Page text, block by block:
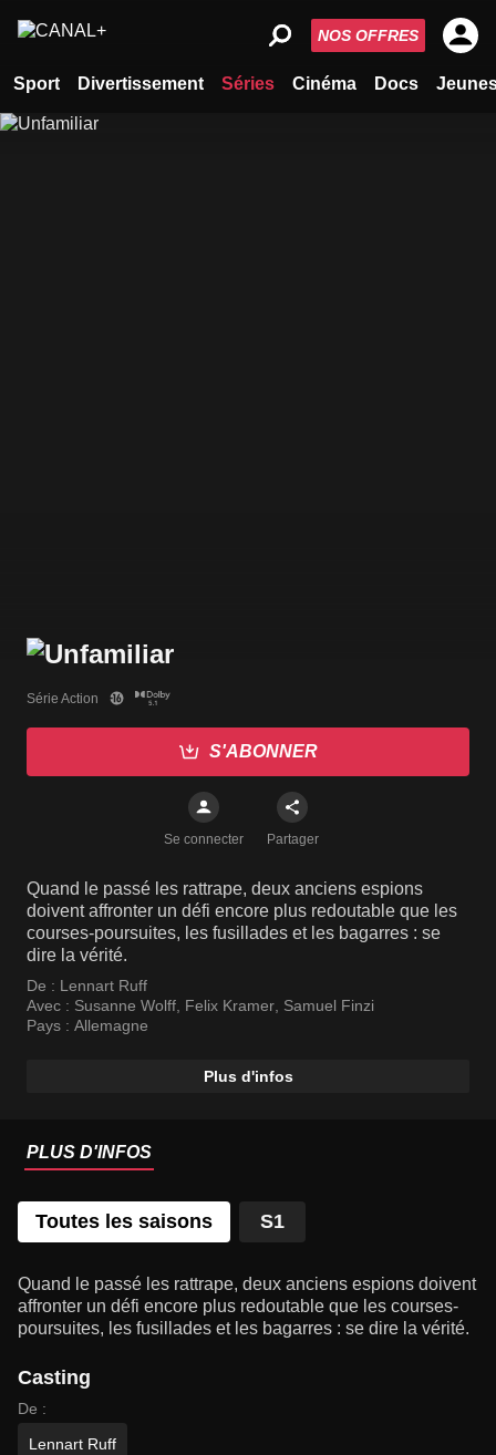
Sport Divertissement Séries Cinéma Docs
NOS OFFRES
Série Action
S'ABONNER
Se connecter Partager
Quand le passé les rattrape, deux anciens espions
doivent affronter un défi encore plus redoutable que les
courses-poursuites, les fusillades et les bagarres : se
dire la vérité.
De : Lennart Ruff
Avec : Susanne Wolff, Felix Kramer, Samuel Finzi
Pays : Allemagne
Plus d'infos
PLUS D'INFOS
Toutes les saisons S1
Quand le passé les rattrape, deux anciens espions doivent
affronter un défi encore plus redoutable que les courses-
poursuites, les fusillades et les bagarres : se dire la vérité.
Casting
De :
Lennart Ruff